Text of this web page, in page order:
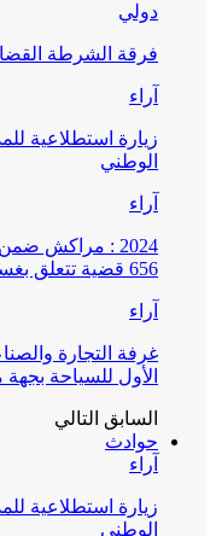
دولي
فرقة الشرطة
آراء
زيارة استطلاعية
الوطني
آراء
2024 : مراكش
656 قضية تتعلق بغسيل الأموال
آراء
غرفة التجارة
الأول للسياحة
السابق التالي
حوادث
آراء
زيارة استطلاعية
الوطني